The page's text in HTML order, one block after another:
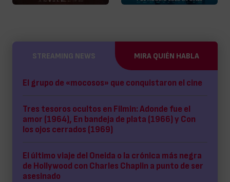
STREAMING NEWS MIRA QUIÉN HABLA
El grupo de «mocosos» que conquistaron el cine
Tres tesoros ocultos en Filmin: Adonde fue el
amor (1964), En bandeja de plata (1966) y Con
los ojos cerrados (1969)
El último viaje del Oneida o la crónica más negra
de Hollywood con Charles Chaplin a punto de ser
asesinado